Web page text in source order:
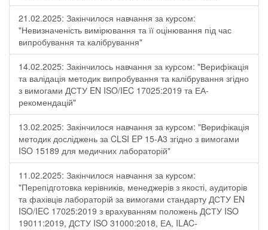
21.02.2025: Закінчилося навчання за курсом:
"Невизначеність вимірювання та її оцінювання під час
випробування та калібрування"
14.02.2025: Закінчилось навчання за курсом: "Верифікація
та валідація методик випробування та калібрування згідно
з вимогами ДСТУ EN ISO/IEC 17025:2019 та ЕА-
рекомендацій"
13.02.2025: Закінчилося навчання за курсом: "Верифікація
методик досліджень за CLSI EP 15-A3 згідно з вимогами
ISO 15189 для медичних лабораторій"
11.02.2025: Закінчилося навчання за курсом:
"Перепідготовка керівників, менеджерів з якості, аудиторів
та фахівців лабораторій за вимогами стандарту ДСТУ EN
ISO/IEC 17025:2019 з врахуванням положень ДСТУ ISO
19011:2019, ДСТУ ISO 31000:2018, ЕА, ILAC-